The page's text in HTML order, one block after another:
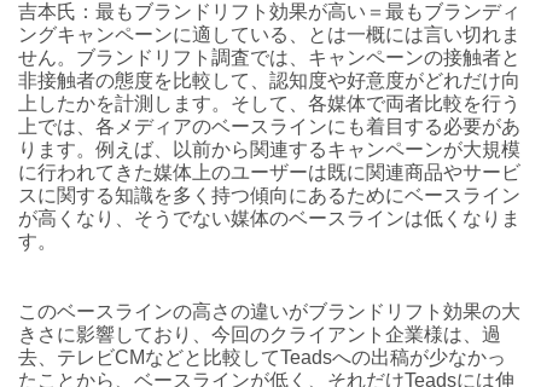
吉本氏：最もブランドリフト効果が高い＝最もブランディ
ングキャンペーンに適している、とは一概には言い切れま
せん。ブランドリフト調査では、キャンペーンの接触者と
非接触者の態度を比較して、認知度や好意度がどれだけ向
上したかを計測します。そして、各媒体で両者比較を行う
上では、各メディアのベースラインにも着目する必要があ
ります。例えば、以前から関連するキャンペーンが大規模
に行われてきた媒体上のユーザーは既に関連商品やサービ
スに関する知識を多く持つ傾向にあるためにベースライン
が高くなり、そうでない媒体のベースラインは低くなりま
す。
このベースラインの高さの違いがブランドリフト効果の大
きさに影響しており、今回のクライアント企業様は、過
去、テレビCMなどと比較してTeadsへの出稿が少なかっ
たことから、ベースラインが低く、それだけTeadsには伸